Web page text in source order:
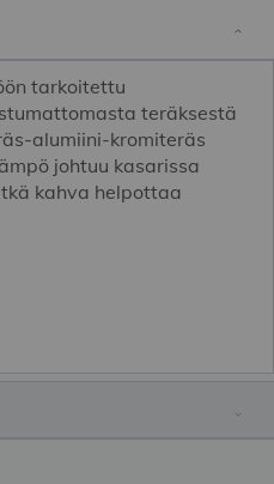
tarkoitettu
teräksestä
alumiini-kromiteräs
johtuu kasarissa
kahva helpottaa